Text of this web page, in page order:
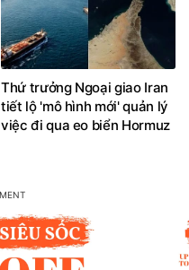
Thứ trưởng Ngoại giao Iran
tiết lộ 'mô hình mới' quản lý
việc đi qua eo biển Hormuz